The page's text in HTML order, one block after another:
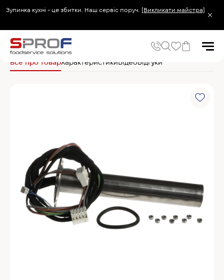
Зупинка кухні - це збитки. Наш сервіс поруч. [Викликати майстра]
Холодильне та Морозильне обладнання
Овочерізки професійні
Хімія для пароконвектоматів
Хімія для посудомийних машин
Популярні товари
MyChef Пароконвекційна піч Cook Master 6
Головна ЗапчастиниWinterhalter Тен для бака 2х2,5 кВт 30008951
Все про товарХарактеристикиВідеоВідгуки